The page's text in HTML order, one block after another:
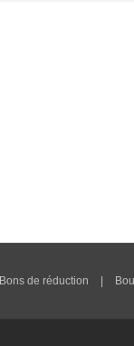
Bons de réduction